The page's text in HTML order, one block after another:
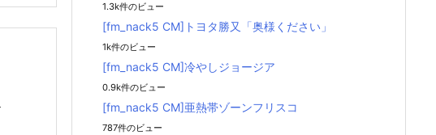
1.3k件のビュー
[fm_nack5 CM]トヨタ勝又「奥様ください」
1k件のビュー
[fm_nack5 CM]冷やしジョージア
0.9k件のビュー
[fm_nack5 CM]亜熱帯ゾーンフリスコ
787件のビュー